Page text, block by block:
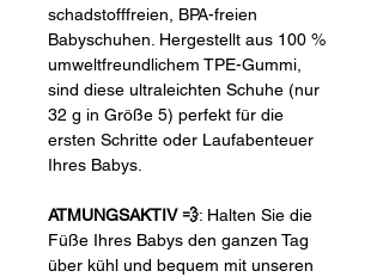
schadstofffreien, BPA-freien
Babyschuhen. Hergestellt aus 100 %
umweltfreundlichem TPE-Gummi,
sind diese ultraleichten Schuhe (nur
32 g in Größe 5) perfekt für die
ersten Schritte oder Laufabenteuer
Ihres Babys.
ATMUNGSAKTIV 💨: Halten Sie die
Füße Ihres Babys den ganzen Tag
über kühl und bequem mit unseren